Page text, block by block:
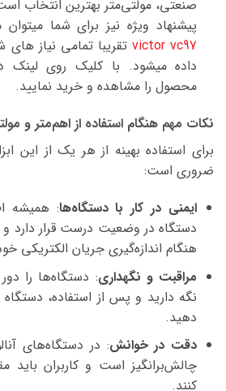
صنعتی، مولتی‌متر بهترین انتخاب
پیشنهاد ویژه نیز برای شما
victor vc97تقریبا تمامی نیاز
داده میشود. با کلیک روی لینک
محصول را مشاهده و خرید نمایید.
نکات مهم هنگام استفاده از اهم‌متر و
برای استفاده بهینه از هر یک از این
ضروری است:
ایمنی در کار با دستگاه‌ها: همیشه
دستگاه در وضعیت درست قرار دارد
هنگام اندازه‌گیری جریان الکتریکی
مراقبت و نگهداری: دستگاه‌ها را
نگه دارید و پس از استفاده،
دهید.
دقت در خوانش: در دستگاه‌های
چالش‌برانگیز است و کاربران باید
کنند.